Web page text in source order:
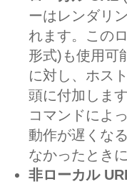
ーはレンダリ
れます。この
形式)も使用可
に対し、ホス
頭に付加しま
コマンドによ
動作が遅くな
なかったとき
非ローカル